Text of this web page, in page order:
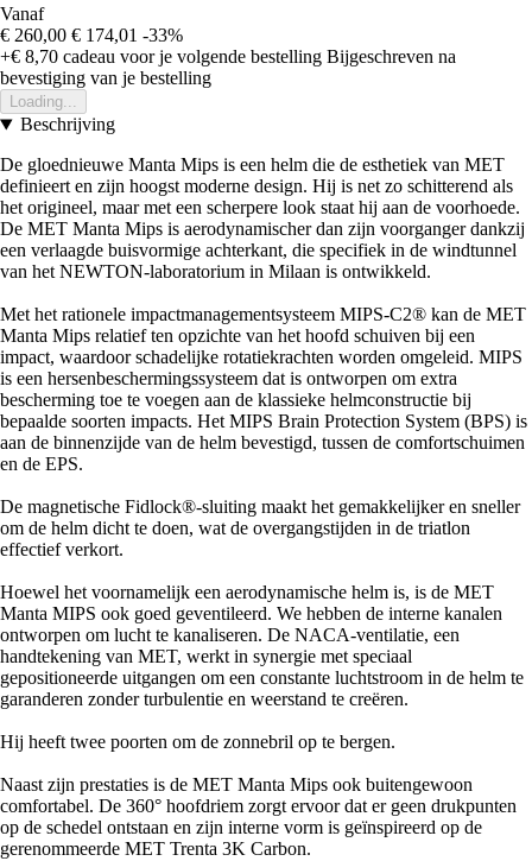
Vanaf
€ 260,00 € 174,01 -33%
+€ 8,70 cadeau voor je volgende bestelling Bijgeschreven na
bevestiging van je bestelling
Loading...
Beschrijving
De gloednieuwe Manta Mips is een helm die de esthetiek van MET
definieert en zijn hoogst moderne design. Hij is net zo schitterend als
het origineel, maar met een scherpere look staat hij aan de voorhoede.
De MET Manta Mips is aerodynamischer dan zijn voorganger dankzij
een verlaagde buisvormige achterkant, die specifiek in de windtunnel
van het NEWTON-laboratorium in Milaan is ontwikkeld.
Met het rationele impactmanagementsysteem MIPS-C2® kan de MET
Manta Mips relatief ten opzichte van het hoofd schuiven bij een
impact, waardoor schadelijke rotatiekrachten worden omgeleid. MIPS
is een hersenbeschermingssysteem dat is ontworpen om extra
bescherming toe te voegen aan de klassieke helmconstructie bij
bepaalde soorten impacts. Het MIPS Brain Protection System (BPS) is
aan de binnenzijde van de helm bevestigd, tussen de comfortschuimen
en de EPS.
De magnetische Fidlock®-sluiting maakt het gemakkelijker en sneller
om de helm dicht te doen, wat de overgangstijden in de triatlon
effectief verkort.
Hoewel het voornamelijk een aerodynamische helm is, is de MET
Manta MIPS ook goed geventileerd. We hebben de interne kanalen
ontworpen om lucht te kanaliseren. De NACA-ventilatie, een
handtekening van MET, werkt in synergie met speciaal
gepositioneerde uitgangen om een constante luchtstroom in de helm te
garanderen zonder turbulentie en weerstand te creëren.
Hij heeft twee poorten om de zonnebril op te bergen.
Naast zijn prestaties is de MET Manta Mips ook buitengewoon
comfortabel. De 360° hoofdriem zorgt ervoor dat er geen drukpunten
op de schedel ontstaan en zijn interne vorm is geïnspireerd op de
gerenommeerde MET Trenta 3K Carbon.